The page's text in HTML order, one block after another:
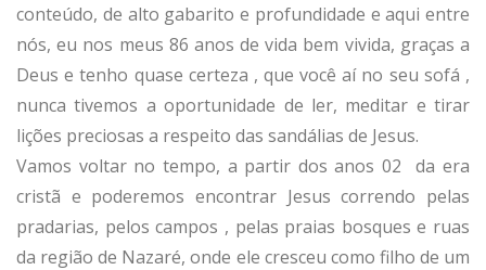
conteúdo, de alto gabarito e profundidade e aqui entre
nós, eu nos meus 86 anos de vida bem vivida, graças a
Deus e tenho quase certeza , que você aí no seu sofá ,
nunca tivemos a oportunidade de ler, meditar e tirar
lições preciosas a respeito das sandálias de Jesus.
Vamos voltar no tempo, a partir dos anos 02 da era
cristã e poderemos encontrar Jesus correndo pelas
pradarias, pelos campos , pelas praias bosques e ruas
da região de Nazaré, onde ele cresceu como filho de um